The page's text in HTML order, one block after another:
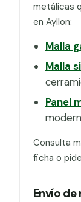
metálicas
en Ayllon:
Malla
Malla
Panel
Consulta
ficha o
Envío